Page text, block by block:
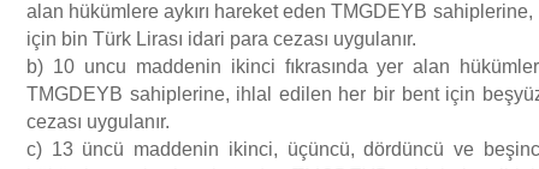
alan hükümlere aykırı hareket eden TMGDEYB
için bin Türk Lirası idari para cezası uygulanır.
b) 10 uncu maddenin ikinci fıkrasında yer alan
TMGDEYB sahiplerine, ihlal edilen her bir bent için
cezası uygulanır.
c) 13 üncü maddenin ikinci, üçüncü, dördüncü ve